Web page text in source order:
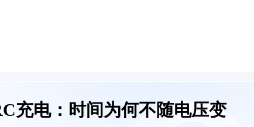
充电：时间为何不随电压变